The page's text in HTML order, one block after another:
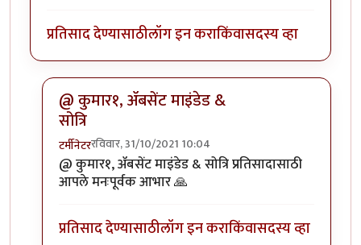
प्रतिसाद देण्यासाठीलॉग इन कराकिंवासदस्य व्हा
@ कुमार१, ॲबसेंट माइंडेड &
सोत्रि
टर्मीनेटररविवार, 31/10/2021 10:04
In reply toझक्कास!byसोत्रि
@ कुमार१, ॲबसेंट माइंडेड & सोत्रि प्रतिसादासाठी
आपले मनःपूर्वक आभार 🙏
प्रतिसाद देण्यासाठीलॉग इन कराकिंवासदस्य व्हा